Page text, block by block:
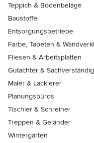
Teppich & Bodenbeläge
Baustoffe
Entsorgungsbetriebe
Farbe, Tapeten &
Fliesen & Arbeitsplatten
Gutachter &
Maler & Lackierer
Planungsbüros
Tischler & Schreiner
Treppen & Geländer
Wintergärten